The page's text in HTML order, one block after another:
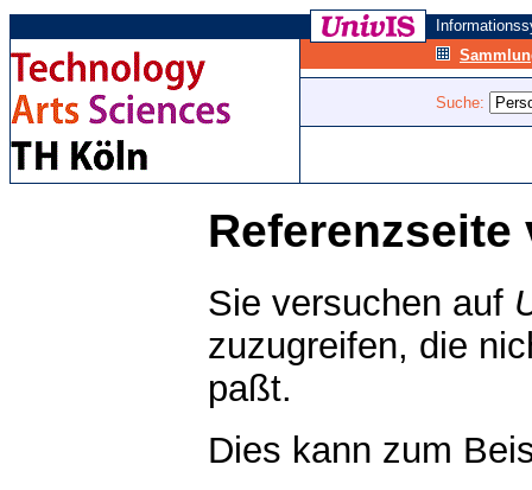
Suche:
Referenzseite
Sie versuchen auf
zuzugreifen, die
paßt.
Dies kann zum